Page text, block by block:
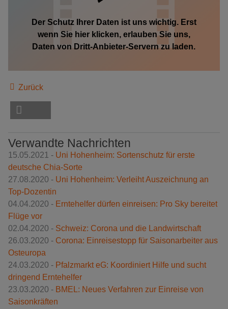
Der Schutz Ihrer Daten ist uns wichtig. Erst
wenn Sie hier klicken, erlauben Sie uns,
Daten von Dritt-Anbieter-Servern zu laden.
Zurück
Verwandte Nachrichten
15.05.2021 - Uni Hohenheim: Sortenschutz für erste
deutsche Chia-Sorte
27.08.2020 - Uni Hohenheim: Verleiht Auszeichnung an
Top-Dozentin
04.04.2020 - Erntehelfer dürfen einreisen: Pro Sky bereitet
Flüge vor
02.04.2020 - Schweiz: Corona und die Landwirtschaft
26.03.2020 - Corona: Einreisestopp für Saisonarbeiter aus
Osteuropa
24.03.2020 - Pfalzmarkt eG: Koordiniert Hilfe und sucht
dringend Erntehelfer
23.03.2020 - BMEL: Neues Verfahren zur Einreise von
Saisonkräften